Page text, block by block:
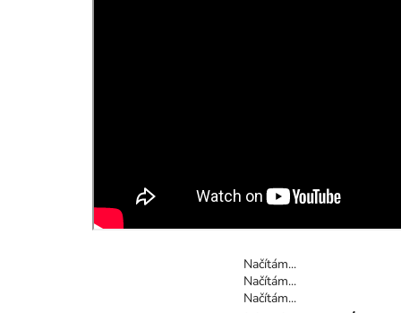
Načítám...
Načítám...
Načítám...